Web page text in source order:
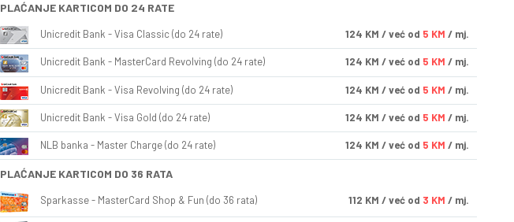
PLAĆANJE KARTICOM DO 24 RATE
Unicredit Bank - Visa Classic (do 24 rate) 124 KM / već od 5 KM / mj.
Unicredit Bank - MasterCard Revolving (do 24 rate) 124 KM / već od 5 KM / mj.
Unicredit Bank - Visa Revolving (do 24 rate) 124 KM / već od 5 KM / mj.
Unicredit Bank - Visa Gold (do 24 rate) 124 KM / već od 5 KM / mj.
NLB banka - Master Charge (do 24 rate) 124 KM / već od 5 KM / mj.
PLAĆANJE KARTICOM DO 36 RATA
Sparkasse - MasterCard Shop & Fun (do 36 rata) 112 KM / već od 3 KM / mj.